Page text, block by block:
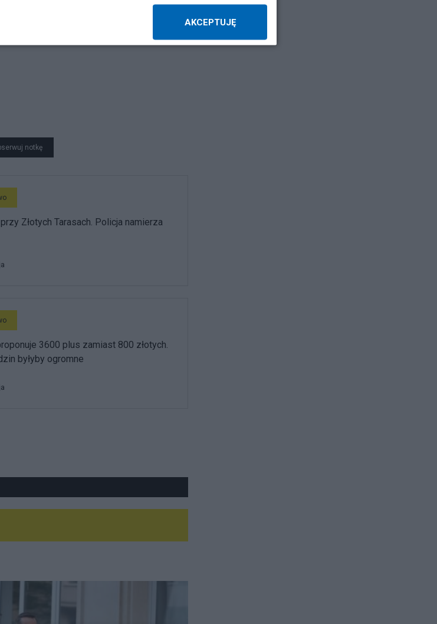
notkę
Złotych Tarasach. Policja namierza
3600 plus zamiast 800 złotych.
byłyby ogromne
AKCEPTUJĘ